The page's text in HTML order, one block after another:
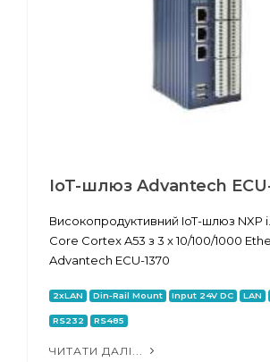
IoT-шлюз Advantech
Високопродуктивний IoT-шлюз NXP
Core Cortex A53 з 3 x 10/100/1000
Advantech ECU-1370
2xLAN Din-Rail Mount Input 24V DC LAN
RS232 RS485
ЧИТАТИ ДАЛІ...